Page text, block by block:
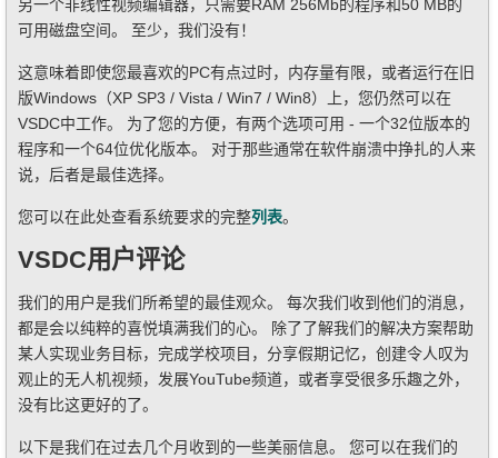
另一个非线性视频编辑器，只需要RAM 256Mb的程序和50 MB的
可用磁盘空间。 至少，我们没有！
这意味着即使您最喜欢的PC有点过时，内存量有限，或者运行在旧
版Windows（XP SP3 / Vista / Win7 / Win8）上，您仍然可以在
VSDC中工作。 为了您的方便，有两个选项可用 - 一个32位版本的
程序和一个64位优化版本。 对于那些通常在软件崩溃中挣扎的人来
说，后者是最佳选择。
您可以在此处查看系统要求的完整列表。
VSDC用户评论
我们的用户是我们所希望的最佳观众。 每次我们收到他们的消息，
都是会以纯粹的喜悦填满我们的心。 除了了解我们的解决方案帮助
某人实现业务目标，完成学校项目，分享假期记忆，创建令人叹为
观止的无人机视频，发展YouTube频道，或者享受很多乐趣之外，
没有比这更好的了。
以下是我们在过去几个月收到的一些美丽信息。 您可以在我们的